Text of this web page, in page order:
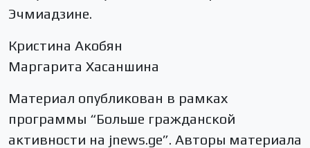
Эчмиадзине.
Кристина Акобян
Маргарита Хасаншина
Материал опубликован в рамках
программы “Больше гражданской
активности на jnews.ge”. Авторы материала